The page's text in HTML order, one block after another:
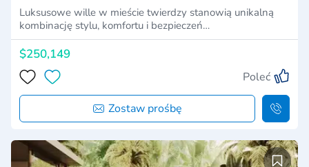
Luksusowe wille w mieście twierdzy stanowią unikalną
kombinację stylu, komfortu i bezpieczeń…
$250,149
Poleć
Zostaw prośbę